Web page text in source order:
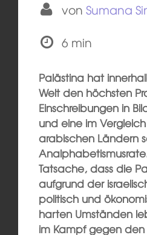
von Sumana
6 min
Palästina hat
Welt den höchsten
Einschreibungen in
und eine im
arabischen Ländern
Tatsache, dass die
aufgrund der
politisch und
harten Umständen
im Kampf gegen den